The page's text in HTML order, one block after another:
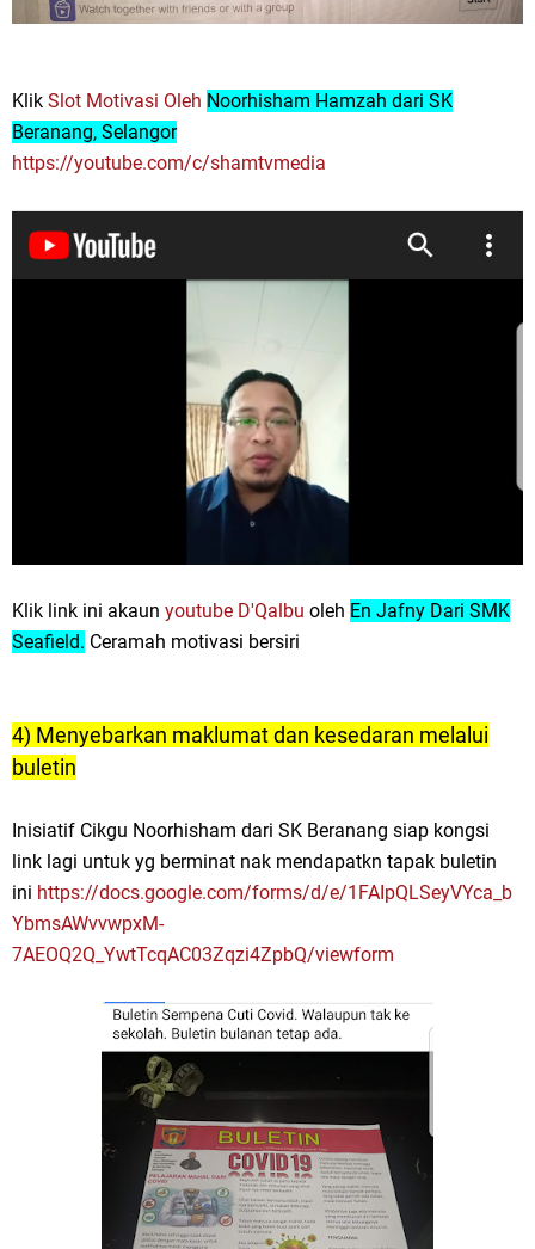
Klik Slot Motivasi Oleh Noorhisham Hamzah dari SK
Beranang, Selangor
https://youtube.com/c/shamtvmedia
Klik link ini akaun youtube D'Qalbu oleh En Jafny Dari SMK
Seafield. Ceramah motivasi bersiri
4) Menyebarkan maklumat dan kesedaran melalui
buletin
Inisiatif Cikgu Noorhisham dari SK Beranang siap kongsi
link lagi untuk yg berminat nak mendapatkn tapak buletin
ini https://docs.google.com/forms/d/e/1FAIpQLSeyVYca_b
YbmsAWvvwpxM-
7AEOQ2Q_YwtTcqAC03Zqzi4ZpbQ/viewform